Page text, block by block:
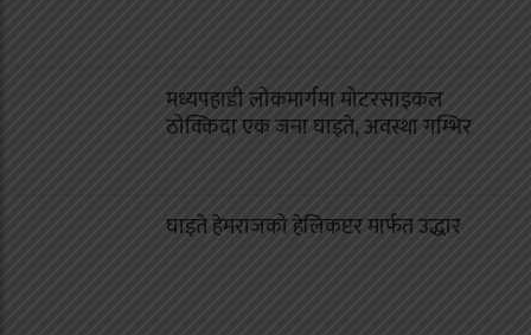
मध्यपहाडी लोकमार्गमा मोटरसाइकल
ठोक्किदा एक जना घाइते, अवस्था गम्भिर
घाइते हेमराजको हेलिकप्टर मार्फत उद्धार